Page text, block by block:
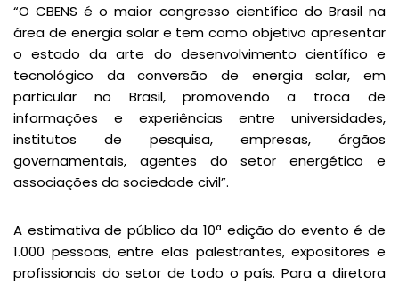
“O CBENS é o maior congresso científico do Brasil na
área de energia solar e tem como objetivo apresentar
o estado da arte do desenvolvimento científico e
tecnológico da conversão de energia solar, em
particular no Brasil, promovendo a troca de
informações e experiências entre universidades,
institutos de pesquisa, empresas, órgãos
governamentais, agentes do setor energético e
associações da sociedade civil”.
A estimativa de público da 10ª edição do evento é de
1.000 pessoas, entre elas palestrantes, expositores e
profissionais do setor de todo o país. Para a diretora